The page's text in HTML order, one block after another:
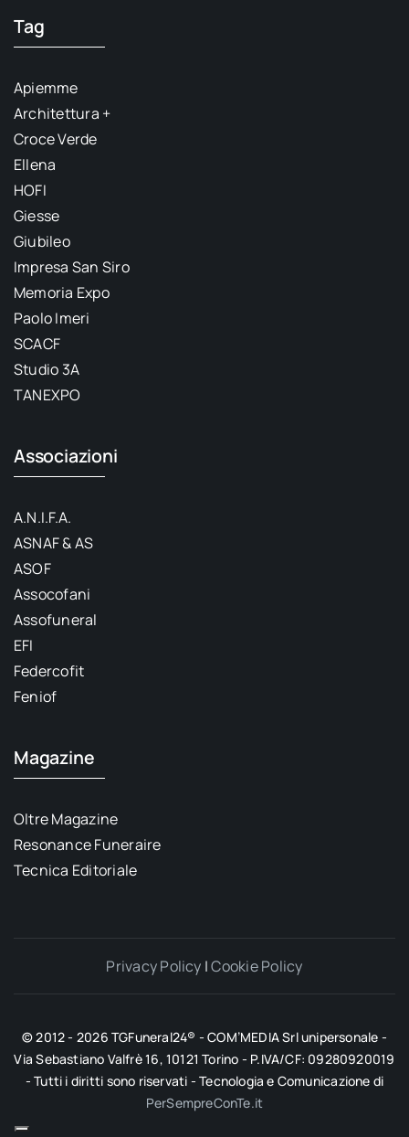
Tag
Apiemme
Architettura +
Croce Verde
Ellena
HOFI
Giesse
Giubileo
Impresa San Siro
Memoria Expo
Paolo Imeri
SCACF
Studio 3A
TANEXPO
Associazioni
A.N.I.F.A.
ASNAF & AS
ASOF
Assocofani
Assofuneral
EFI
Federcofit
Feniof
Magazine
Oltre Magazine
Resonance Funeraire
Tecnica Editoriale
Privacy Policy |Cookie Policy
© 2012 - 2026 TGFuneral24® - COM’MEDIA Srl unipersonale -
Via Sebastiano Valfrè 16, 10121 Torino - P.IVA/CF: 09280920019
- Tutti i diritti sono riservati - Tecnologia e Comunicazione di
PerSempreConTe.it